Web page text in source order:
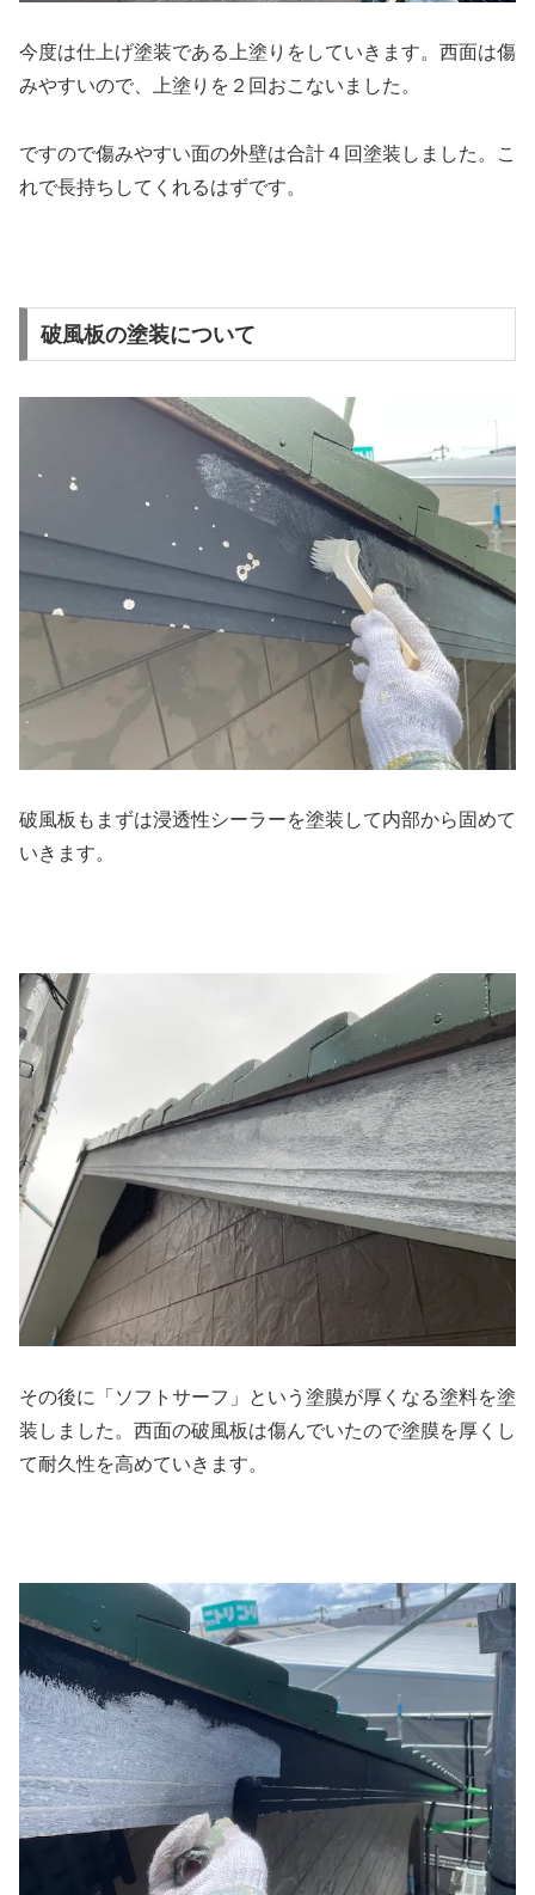
今度は仕上げ塗装である上塗りをしていきます。西面は傷
みやすいので、上塗りを２回おこないました。
ですので傷みやすい面の外壁は合計４回塗装しました。こ
れで長持ちしてくれるはずです。
破風板の塗装について
破風板もまずは浸透性シーラーを塗装して内部から固めて
いきます。
その後に「ソフトサーフ」という塗膜が厚くなる塗料を塗
装しました。西面の破風板は傷んでいたので塗膜を厚くし
て耐久性を高めていきます。